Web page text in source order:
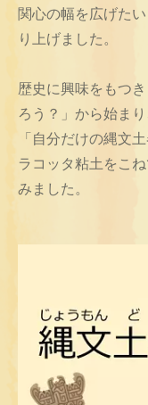
関心の幅を広げた
り上げました。
歴史に興味をもつ
ろう？」から始ま
「自分だけの縄文
ラコッタ粘土をこ
みました。